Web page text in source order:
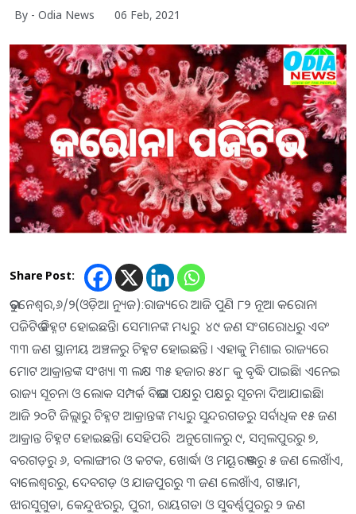
By - Odia News 06 Feb, 2021
Share Post:
ଭୁବନେଶ୍ବର,୬/୨(ଓଡ଼ିଆ ନ୍ୟୁଜ):ରାଜ୍ୟରେ ଆଜି ପୁଣି ୮୨ ନୂଆ କରୋନା
ପଜିଟିଭ ଚିହ୍ନଟ ହୋଇଛନ୍ତି। ସେମାନଙ୍କ ମଧ୍ୟରୁ ୪୯ ଜଣ ସଂଗରୋଧରୁ ଏବଂ
୩୩ ଜଣ ସ୍ଥାନୀୟ ଅଞ୍ଚଳରୁ ଚିହ୍ନଟ ହୋଇଛନ୍ତି । ଏହାକୁ ମିଶାଇ ରାଜ୍ୟରେ
ମୋଟ ଆକ୍ରାନ୍ତଙ୍କ ସଂଖ୍ୟା ୩ ଲକ୍ଷ ୩୫ ହଜାର ୫୪୮ କୁ ବୃଦ୍ଧି ପାଇଛି। ଏନେଇ
ରାଜ୍ୟ ସୂଚନା ଓ ଲୋକ ସମ୍ପର୍କ ବିଭାଗ ପକ୍ଷରୁ ପକ୍ଷରୁ ସୂଚନା ଦିଆଯାଇଛି।
ଆଜି ୨୦ଟି ଜିଲ୍ଲାରୁ ଚିହ୍ନଟ ଆକ୍ରାନ୍ତଙ୍କ ମଧ୍ୟରୁ ସୁନ୍ଦରଗଡରୁ ସର୍ବାଧିକ ୧୫ ଜଣ
ଆକ୍ରାନ୍ତ ଚିହ୍ନଟ ହୋଇଛନ୍ତି। ସେହିପରି ଅନୁଗୋଳରୁ ୯, ସମ୍ବଲପୁରରୁ ୭,
ବରଗଡ଼ରୁ ୬, ବଲାଙ୍ଗୀର ଓ କଟକ, ଖୋର୍ଦ୍ଧା ଓ ମୟୂରଭଞ୍ଜରୁ ୫ ଜଣ ଲେଖାଁଏ,
ବାଲେଶ୍ବରରୁ, ଦେବଗଡ଼ ଓ ଯାଜପୁରରୁ ୩ ଜଣ ଲେଖାଁଏ, ଗଞ୍ଜାମ,
ଝାରସୁଗୁଡା, କେନ୍ଦୁଝରରୁ, ପୁରୀ, ରାୟଗଡା ଓ ସୁବର୍ଣ୍ଣପୁରରୁ ୨ ଜଣ